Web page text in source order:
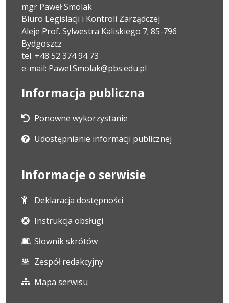
mgr Paweł Smolak
Biuro Legislacji i Kontroli Zarządczej
Aleje Prof. Sylwestra Kaliskiego 7; 85-796
Bydgoszcz
tel. +48 52 374 94 73
e-mail: Pawel.Smolak@pbs.edu.pl
Informacja publiczna
Ponowne wykorzystanie
Udostępnianie informacji publicznej
Informacje o serwisie
Deklaracja dostępności
Instrukcja obsługi
Słownik skrótów
Zespół redakcyjny
Mapa serwisu